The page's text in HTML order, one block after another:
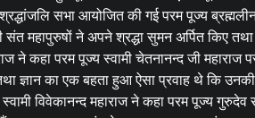
सभा आयोजित की गई परम पूज्य ब्रह्मलीन
संत महापुरुषों ने अपने श्रद्धा सुमन अर्पित किए
कहा परम पूज्य स्वामी चेतनानन्द जी महाराज
ज्ञान का एक बहता हुआ ऐसा प्रवाह थे कि
महाराज ने कहा परम पूज्य गुरुदेव